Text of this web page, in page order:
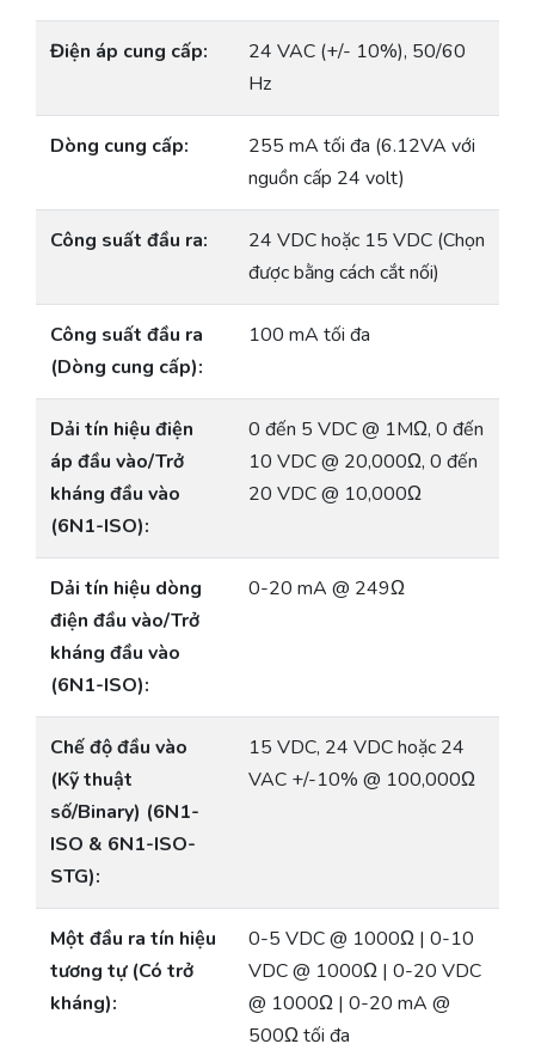
Điện áp cung cấp:
24 VAC (+/- 10%), 50/60
Hz
Dòng cung cấp:
255 mA tối đa (6.12VA với
nguồn cấp 24 volt)
Công suất đầu ra:
24 VDC hoặc 15 VDC (Chọn
được bằng cách cắt nối)
Công suất đầu ra
(Dòng cung cấp):
100 mA tối đa
Dải tín hiệu điện
áp đầu vào/Trở
kháng đầu vào
(6N1-ISO):
0 đến 5 VDC @ 1MΩ, 0 đến
10 VDC @ 20,000Ω, 0 đến
20 VDC @ 10,000Ω
Dải tín hiệu dòng
điện đầu vào/Trở
kháng đầu vào
(6N1-ISO):
0-20 mA @ 249Ω
Chế độ đầu vào
(Kỹ thuật
số/Binary) (6N1-
ISO & 6N1-ISO-
STG):
15 VDC, 24 VDC hoặc 24
VAC +/-10% @ 100,000Ω
Một đầu ra tín hiệu
tương tự (Có trở
kháng):
0-5 VDC @ 1000Ω | 0-10
VDC @ 1000Ω | 0-20 VDC
@ 1000Ω | 0-20 mA @
500Ω tối đa